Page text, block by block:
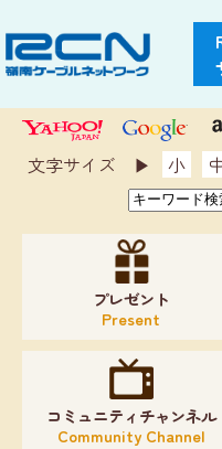
文字サイズ ▶︎ 小
プレゼント
Present
コミュニティチャンネル
Community Channel